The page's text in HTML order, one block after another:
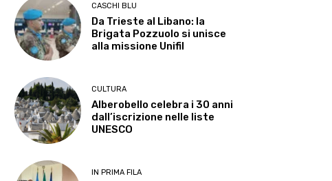
CASCHI BLU
Da Trieste al Libano: la
Brigata Pozzuolo si unisce
alla missione Unifil
CULTURA
Alberobello celebra i 30 anni
dall’iscrizione nelle liste
UNESCO
IN PRIMA FILA